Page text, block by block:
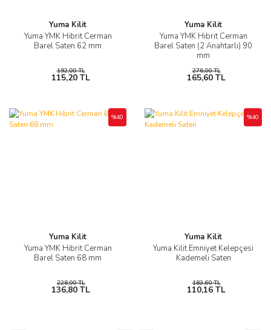
Yuma Kilit
Yuma YMK Hibrit Cerman
Barel Saten 62 mm
192,00 TL
115,20 TL
Yuma Kilit
Yuma YMK Hibrit Cerman
Barel Saten (2 Anahtarlı) 90
mm
276,00 TL
165,60 TL
Yuma Kilit
Yuma YMK Hibrit Cerman
Barel Saten 68 mm
%40
228,00 TL
136,80 TL
Yuma Kilit
Yuma Kilit Emniyet Kelepçesi
Kademeli Saten
%40
183,60 TL
110,16 TL